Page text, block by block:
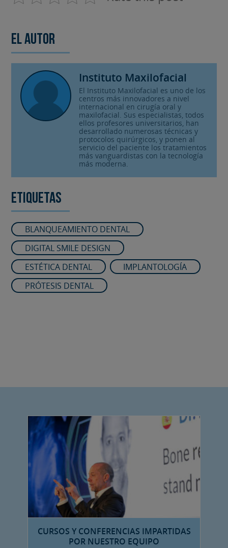
El autor
Instituto Maxilofacial
El Instituto Maxilofacial es uno de los
centros más innovadores a nivel
internacional en cirugía oral y
maxilofacial. Sus especialistas, todos
ellos profesores universitarios, han
desarrollado numerosas técnicas y
protocolos quirúrgicos, y ponen al
servicio del paciente los tratamientos
más vanguardistas con la tecnología
más moderna.
Etiquetas
BLANQUEAMIENTO DENTAL
DIGITAL SMILE DESIGN
ESTÉTICA DENTAL
IMPLANTOLOGÍA
PRÓTESIS DENTAL
CURSOS Y CONFERENCIAS IMPARTIDAS
POR NUESTRO EQUIPO